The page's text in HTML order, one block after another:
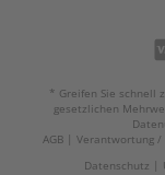
* Greifen Sie schnell
gesetzlichen
AGB
Verantwortung /
Datenschutz